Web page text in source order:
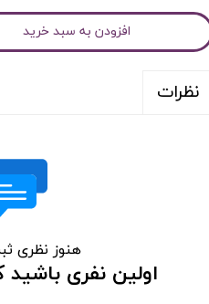
افزودن به سبد خرید
نظرات
هنوز نظری
اولین نفری